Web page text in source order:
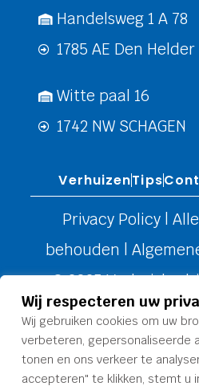
Wij respecteren uw
Wij gebruiken cookies om uw
verbeteren, gepersonaliseerde
tonen en ons verkeer te
accepteren" te klikken, stemt u
Handelsweg 1 A 78
1785 AE Den Helder
Witte paal 16
1742 NW SCHAGEN
VerhuizenTips
Privacy Policy |
behouden |
© 2025